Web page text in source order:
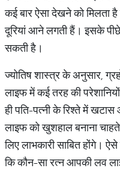
कई बार ऐसा देखने को मिलता
दूरियां आने लगती हैं। इसके
सकती है।
ज्योतिष शास्त्र के अनुसार,
लाइफ में कई तरह की
ही पति-पत्नी के रिश्ते में
लाइफ को खुशहाल बनाना
लिए लाभकारी साबित होंगे।
कि कौन-सा रत्न आपकी लव